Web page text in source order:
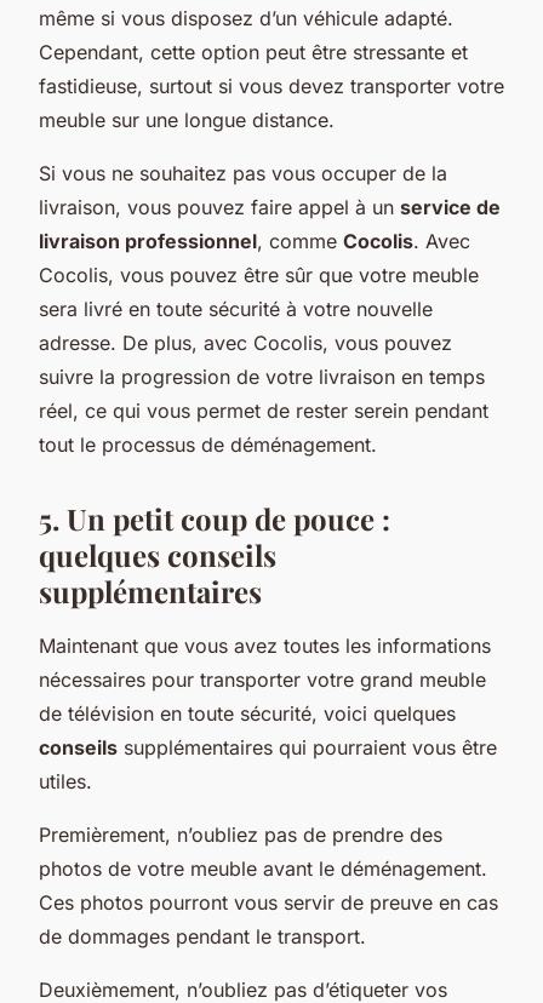
même si vous disposez d’un véhicule adapté.
Cependant, cette option peut être stressante et
fastidieuse, surtout si vous devez transporter votre
meuble sur une longue distance.
Si vous ne souhaitez pas vous occuper de la
livraison, vous pouvez faire appel à un service de
livraison professionnel, comme Cocolis. Avec
Cocolis, vous pouvez être sûr que votre meuble
sera livré en toute sécurité à votre nouvelle
adresse. De plus, avec Cocolis, vous pouvez
suivre la progression de votre livraison en temps
réel, ce qui vous permet de rester serein pendant
tout le processus de déménagement.
5. Un petit coup de pouce :
quelques conseils
supplémentaires
Maintenant que vous avez toutes les informations
nécessaires pour transporter votre grand meuble
de télévision en toute sécurité, voici quelques
conseils supplémentaires qui pourraient vous être
utiles.
Premièrement, n’oubliez pas de prendre des
photos de votre meuble avant le déménagement.
Ces photos pourront vous servir de preuve en cas
de dommages pendant le transport.
Deuxièmement, n’oubliez pas d’étiqueter vos